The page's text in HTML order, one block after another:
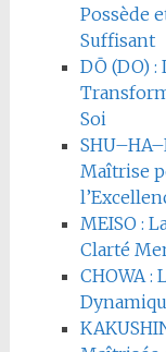
Possède
Suffisant
DŌ (DO)
Soi
Maîtrise
MEISO :
Clarté
CHOWA :